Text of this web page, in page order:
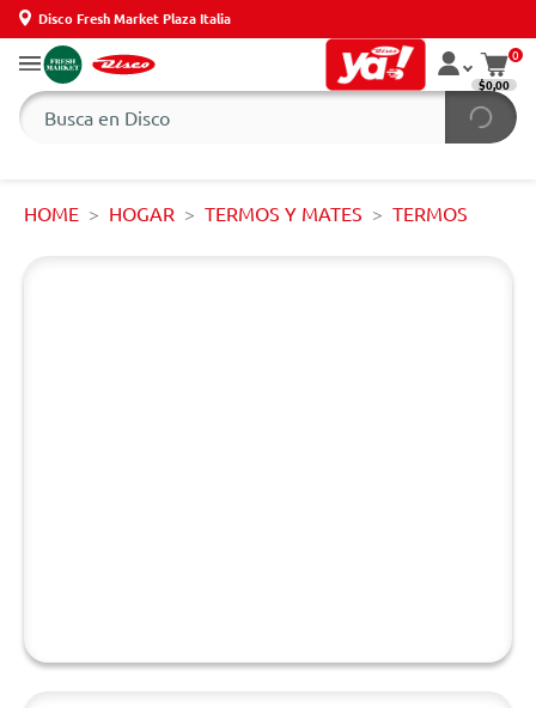
Disco Fresh Market Plaza Italia
0
$0,00
HOME HOGAR TERMOS Y MATES TERMOS